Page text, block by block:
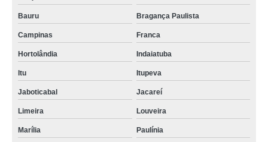
Bauru Bragança Paulista
Campinas Franca
Hortolândia Indaiatuba
Itu Itupeva
Jaboticabal Jacareí
Limeira Louveira
Marília Paulínia